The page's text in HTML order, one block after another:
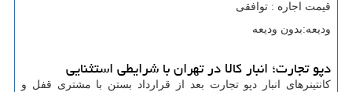
قیمت اجاره : توافقی
ودیعه:بدون ودیعه
دپو تجارت؛ انبار کالا در تهران با شرایطی استثنایی
کانتینرهای انبار دپو تجارت بعد از قرارداد بستن با مشتری قفل و